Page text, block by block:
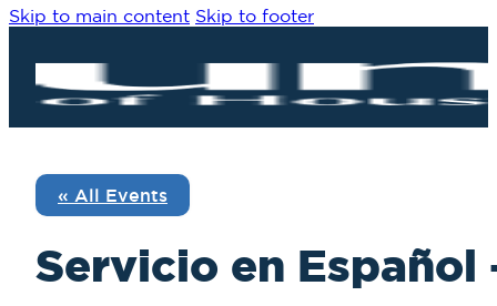
Skip to main content Skip to footer
« All Events
Servicio en